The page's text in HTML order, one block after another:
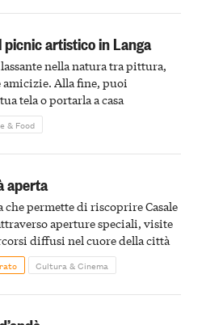
picnic artistico in Langa
nella natura tra pittura,
Alla fine, puoi
tela o portarla a casa
& Food
aperta
permette di riscoprire Casale
aperture speciali, visite
diffusi nel cuore della città
Cultura & Cinema